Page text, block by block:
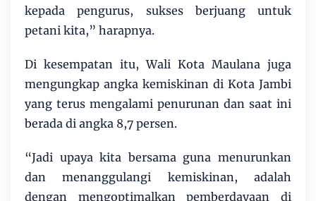
kepada pengurus, sukses berjuang untuk
petani kita,” harapnya.
Di kesempatan itu, Wali Kota Maulana juga
mengungkap angka kemiskinan di Kota Jambi
yang terus mengalami penurunan dan saat ini
berada di angka 8,7 persen.
“Jadi upaya kita bersama guna menurunkan
dan menanggulangi kemiskinan, adalah
dengan mengoptimalkan pemberdayaan di